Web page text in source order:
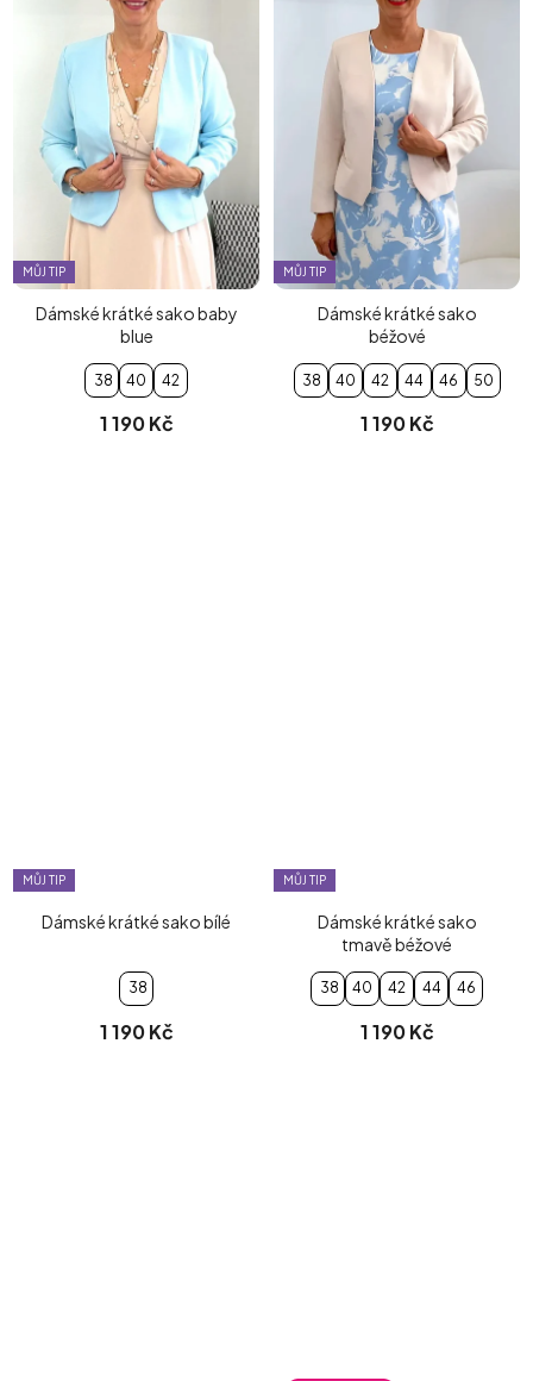
MŮJ TIP
Dámské krátké sako baby
blue
38 40 42
1 190 Kč
MŮJ TIP
Dámské krátké sako
béžové
38 40 42 44 46 50
1 190 Kč
MŮJ TIP
Dámské krátké sako bílé
38
1 190 Kč
MŮJ TIP
Dámské krátké sako
tmavě béžové
38 40 42 44 46
1 190 Kč